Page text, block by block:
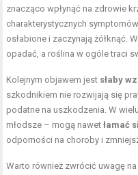
znacząco wpłynąć na zdrowie
charakterystycznych
osłabione i zaczynają żółknąć.
opadać, a roślina w ogóle traci
Kolejnym objawem jest słaby
szkodnikiem nie rozwijają się
podatne na uszkodzenia. W
młodsze – mogą nawetłamać
odporności na choroby i
Warto również zwrócić uwagę na